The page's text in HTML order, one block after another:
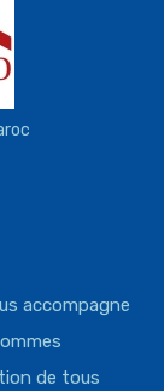
accompagne
de tous